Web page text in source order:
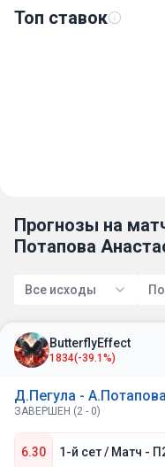
Топ ставок
Прогнозы на
Потапова
Все исходы
ButterflyEffect
1834(-39.1%)
Д.Пегула - А.Потапова
ЗАВЕРШЕН (2 - 0)
6.30 1-й сет / Матч -